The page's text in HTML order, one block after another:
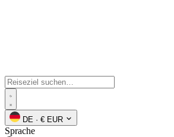
DE · € EUR
Sprache